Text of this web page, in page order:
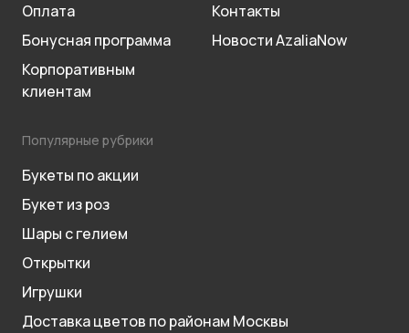
Оплата
Бонусная программа
Корпоративным
клиентам
Контакты
Новости AzaliaNow
Популярные рубрики
Букеты по акции
Букет из роз
Шары с гелием
Открытки
Игрушки
Доставка цветов по районам Москвы